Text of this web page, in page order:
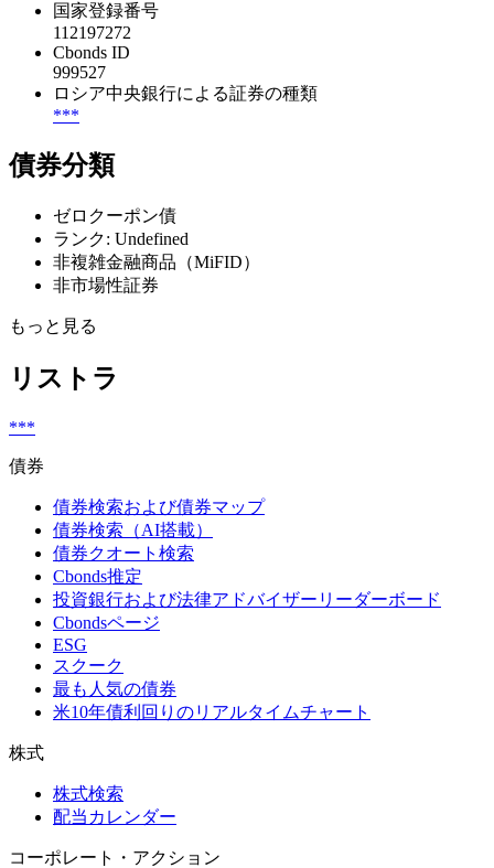
国家登録番号
112197272
Cbonds ID
999527
ロシア中央銀行による証券の種類
***
債券分類
ゼロクーポン債
ランク: Undefined
非複雑金融商品（MiFID）
非市場性証券
もっと見る
リストラ
***
債券
債券検索および債券マップ
債券検索（AI搭載）
債券クオート検索
Cbonds推定
投資銀行および法律アドバイザーリーダーボード
Cbondsページ
ESG
スクーク
最も人気の債券
米10年債利回りのリアルタイムチャート
株式
株式検索
配当カレンダー
コーポレート・アクション